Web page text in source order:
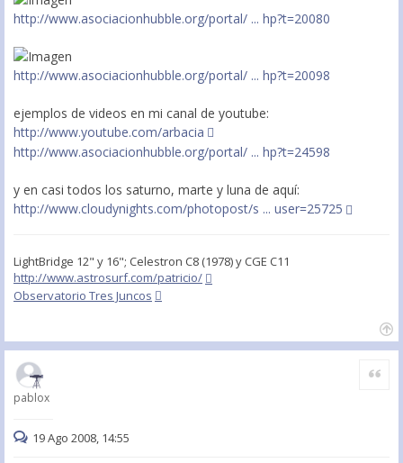
http://www.asociacionhubble.org/portal/ ... hp?t=20080
http://www.asociacionhubble.org/portal/ ... hp?t=20098
ejemplos de videos en mi canal de youtube:
http://www.youtube.com/arbacia
http://www.asociacionhubble.org/portal/ ... hp?t=24598
y en casi todos los saturno, marte y luna de aquí:
http://www.cloudynights.com/photopost/s ... user=25725
LightBridge 12" y 16"; Celestron C8 (1978) y CGE C11
http://www.astrosurf.com/patricio/
Observatorio Tres Juncos
pablox
Citar
19 Ago 2008, 14:55